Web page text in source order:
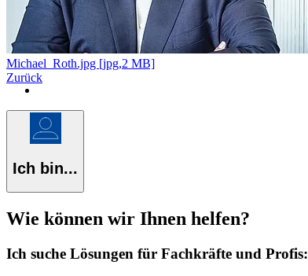
Michael_Roth.jpg [jpg,2 MB]
Zurück
Ich bin...
Wie können wir Ihnen helfen?
Ich suche Lösungen für Fachkräfte und Profis: